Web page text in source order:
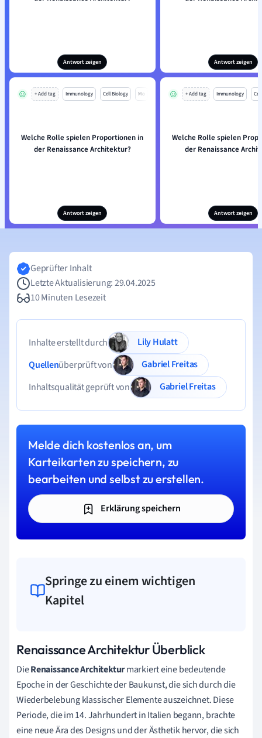
Antwort zeigen Antwort zeigen
+ Add tag Immunology Cell Biology Mo
Welche Rolle spielen Proportionen in
der Renaissance Architektur?
Antwort zeigen
+ Add tag Immunology
Welche Rolle spielen
der Renaissance
Antwort zeigen
Geprüfter Inhalt
Letzte Aktualisierung: 29.04.2025
10 Minuten Lesezeit
Inhalte erstellt durch
Lily Hulatt
Quellenüberprüft von
Gabriel Freitas
Inhaltsqualität geprüft von
Gabriel Freitas
Melde dich kostenlos an, um
Karteikarten zu speichern, zu
bearbeiten und selbst zu erstellen.
Erklärung speichern
Springe zu einem wichtigen
Kapitel
Renaissance Architektur Überblick
DieRenaissance Architekturmarkiert eine bedeutende
Epoche in der Geschichte der Baukunst, die sich durch die
Wiederbelebung klassischer Elemente auszeichnet. Diese
Periode, die im 14. Jahrhundert in Italien begann, brachte
eine neue Ära des Designs und der Ästhetik hervor, die sich